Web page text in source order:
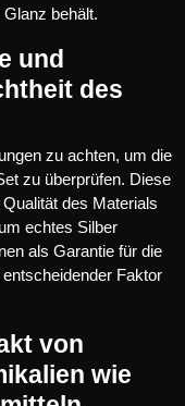
behält.
und
des
zu achten, um die
zu überprüfen. Diese
des Materials
echtes Silber
als Garantie für die
Faktor
von
wie